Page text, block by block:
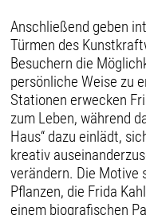
Anschließend geben
Türmen des
Besuchern die
persönliche Weise zu
Stationen erwecken
zum Leben, während
Haus“ dazu einlädt,
kreativ
verändern. Die Motive
Pflanzen, die Frida
einem biografischen